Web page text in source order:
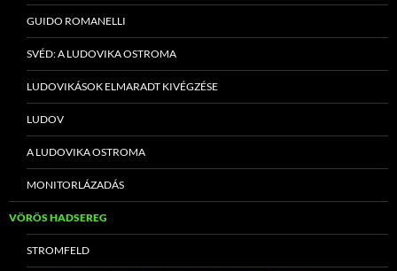
GUIDO ROMANELLI
SVÉD: A LUDOVIKA OSTROMA
LUDOVIKÁSOK ELMARADT KIVÉGZÉSE
LUDOV
A LUDOVIKA OSTROMA
MONITORLÁZADÁS
VÖRÖS HADSEREG
STROMFELD